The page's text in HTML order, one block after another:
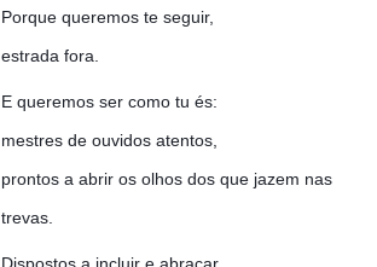
Porque queremos te seguir,
estrada fora.
E queremos ser como tu és:
mestres de ouvidos atentos,
prontos a abrir os olhos dos que jazem nas
trevas.